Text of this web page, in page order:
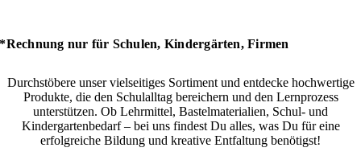
*Rechnung nur für Schulen, Kindergärten, Firmen
Durchstöbere unser vielseitiges Sortiment und entdecke hochwertige
Produkte, die den Schulalltag bereichern und den Lernprozess
unterstützen. Ob Lehrmittel, Bastelmaterialien, Schul- und
Kindergartenbedarf – bei uns findest Du alles, was Du für eine
erfolgreiche Bildung und kreative Entfaltung benötigst!